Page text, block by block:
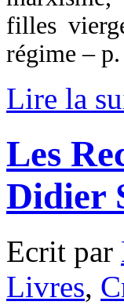
filles
régime –
Lire la
Les
Didier
Ecrit par
Livres,